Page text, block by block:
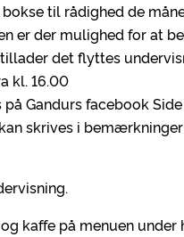
til rådighed de
er der mulighed for at
det flyttes
kl. 16.00
Gandurs facebook Side
skrives i
kaffe på menuen under